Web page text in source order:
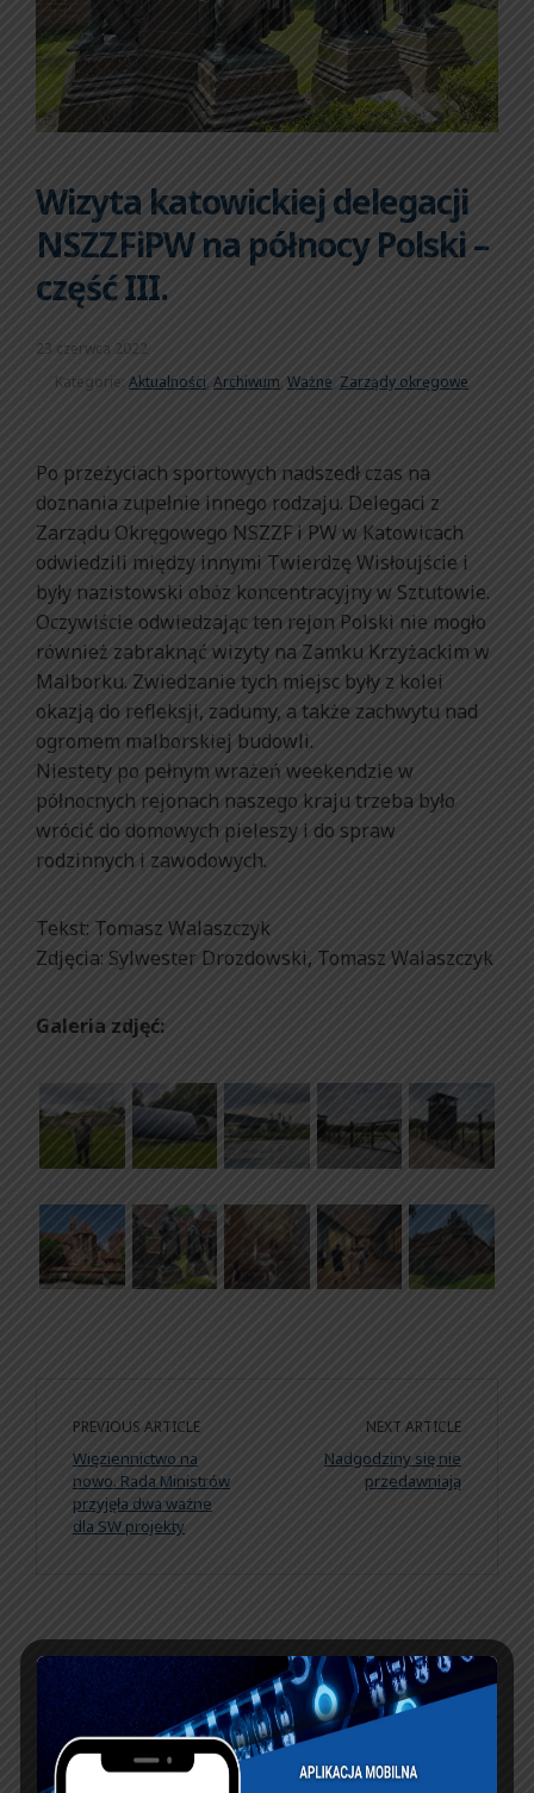
Wizyta katowickiej delegacji
NSZZFiPW na północy Polski –
część III.
23 czerwca 2022
Kategorie: Aktualności, Archiwum, Ważne Zarządy okręgowe
Po przeżyciach sportowych nadszedł czas na
doznania zupełnie innego rodzaju. Delegaci z
Zarządu Okręgowego NSZZF i PW w Katowicach
odwiedzili między innymi Twierdzę Wisłoujście i
były nazistowski obóz koncentracyjny w Sztutowie.
Oczywiście odwiedzając ten rejon Polski nie mogło
również zabraknąć wizyty na Zamku Krzyżackim w
Malborku. Zwiedzanie tych miejsc były z kolei
okazją do refleksji, zadumy, a także zachwytu nad
ogromem malborskiej budowli.
Niestety po pełnym wrażeń weekendzie w
północnych rejonach naszego kraju trzeba było
wrócić do domowych pieleszy i do spraw
rodzinnych i zawodowych.
Tekst: Tomasz Walaszczyk
Zdjęcia: Sylwester Drozdowski, Tomasz Walaszczyk
Galeria zdjęć:
PREVIOUS ARTICLE
Więziennictwo na
nowo. Rada Ministrów
przyjęła dwa ważne
dla SW projekty
NEXT ARTICLE
Nadgodziny się nie
przedawniają
KSIĘGA GOŚCI:
Zobacz księgę